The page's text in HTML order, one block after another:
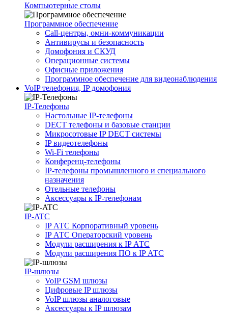
Компьютерные столы
Программное обеспечение
Call-центры, омни-коммуникации
Антивирусы и безопасность
Домофония и СКУД
Операционные системы
Офисные приложения
Программное обеспечение для видеонаблюдения
VoIP телефония, IP домофония
IP-Телефоны
Настольные IP-телефоны
DECT телефоны и базовые станции
Микросотовые IP DECT системы
IP видеотелефоны
Wi-Fi телефоны
Конференц-телефоны
IP-телефоны промышленного и специального
назначения
Отельные телефоны
Аксессуары к IP-телефонам
IP-ATC
IP АТС Корпоративный уровень
IP АТС Операторский уровень
Модули расширения к IP АТС
Модули расширения ПО к IP АТС
IP-шлюзы
VoIP GSM шлюзы
Цифровые IP шлюзы
VoIP шлюзы аналоговые
Аксессуары к IP шлюзам